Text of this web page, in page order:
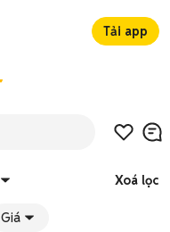
Tải app
Xoá lọc
Giá